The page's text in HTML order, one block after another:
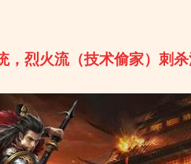
，烈火流（技术偷家）刺